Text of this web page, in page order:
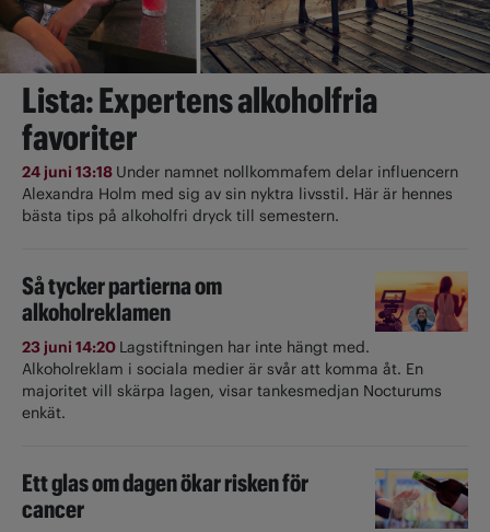
Lista: Expertens alkoholfria
favoriter
24 juni 13:18 Under namnet nollkommafem delar influencern
Alexandra Holm med sig av sin nyktra livsstil. Här är hennes
bästa tips på alkoholfri dryck till semestern.
Så tycker partierna om
alkoholreklamen
23 juni 14:20 Lagstiftningen har inte hängt med.
Alkoholreklam i sociala medier är svår att komma åt. En
majoritet vill skärpa lagen, visar tankesmedjan Nocturums
enkät.
Ett glas om dagen ökar risken för
cancer